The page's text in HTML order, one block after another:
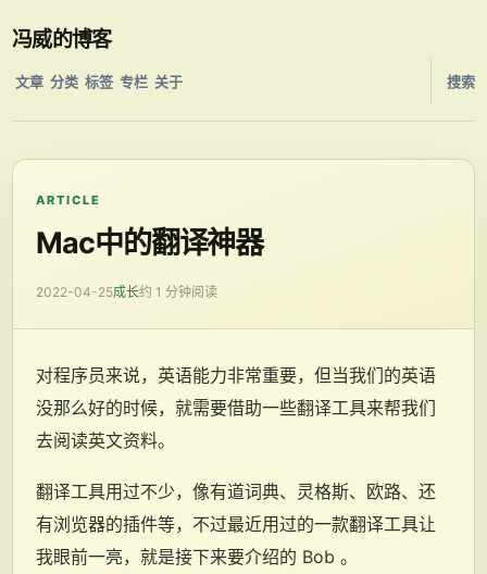
冯威的博客
文章 分类 标签 专栏 关于 搜索
ARTICLE
Mac中的翻译神器
2022-04-25成长约 1 分钟阅读
对程序员来说，英语能力非常重要，但当我们的英语
没那么好的时候，就需要借助一些翻译工具来帮我们
去阅读英文资料。
翻译工具用过不少，像有道词典、灵格斯、欧路、还
有浏览器的插件等，不过最近用过的一款翻译工具让
我眼前一亮，就是接下来要介绍的 Bob 。